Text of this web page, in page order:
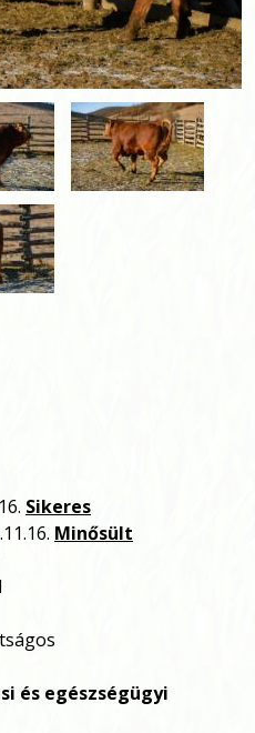
Sikeres
Minősült
és egészségügyi